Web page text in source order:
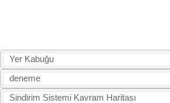
Yer Kabuğu
deneme
Sindirim Sistemi Kavram Haritası